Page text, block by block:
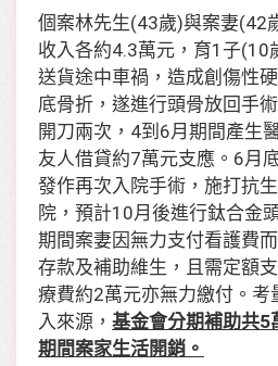
個案林先生(43歲)與案妻(42
收入各約4.3萬元，育1 子(10
送貨途中車禍，造成創傷性
底骨折，遂進行頭骨放回手
開刀兩次， 4到 6月期間產生
友人借貸約7萬元支應。 6月
發作再次入院手術，施打抗
院，預計10月後進行鈦合金
期間案妻因無力支付看護費
存款及補助維生，且需定額
療費約2萬元亦無力繳付。
入來源， 基金會分期補助共5
期間案家生活開銷。